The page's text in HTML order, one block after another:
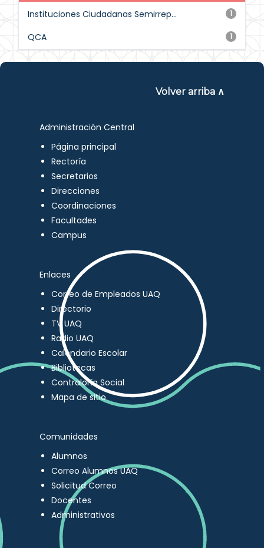
1
Instituciones Ciudadanas Semirrep...
1
QCA
Volver arriba ∧
Administración Central
Página principal
Rectoría
Secretarios
Direcciones
Coordinaciones
Facultades
Campus
Enlaces
Correo de Empleados UAQ
Directorio
TV UAQ
Radio UAQ
Calendario Escolar
Bibliotecas
Contraloría Social
Mapa de sitio
Comunidades
Alumnos
Correo Alumnos UAQ
Solicitud Correo
Docentes
Administrativos